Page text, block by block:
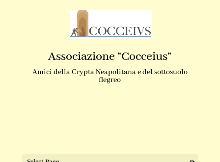
Associazione “Cocceius”
Amici della Crypta Neapolitana e del sottosuolo
flegreo